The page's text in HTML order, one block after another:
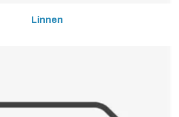
Linnen